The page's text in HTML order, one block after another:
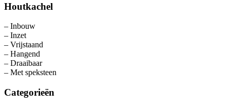
Houtkachel
– Inbouw
– Inzet
– Vrijstaand
– Hangend
– Draaibaar
– Met speksteen
Categorieën